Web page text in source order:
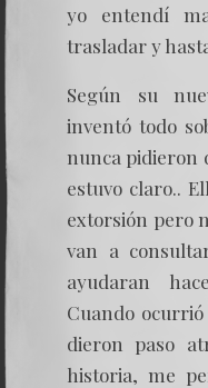
yo entendí
trasladar y
Según su
inventó todo
nunca pidieron
estuvo claro..
extorsión pero
van a
ayudaran
Cuando
dieron paso
historia, me